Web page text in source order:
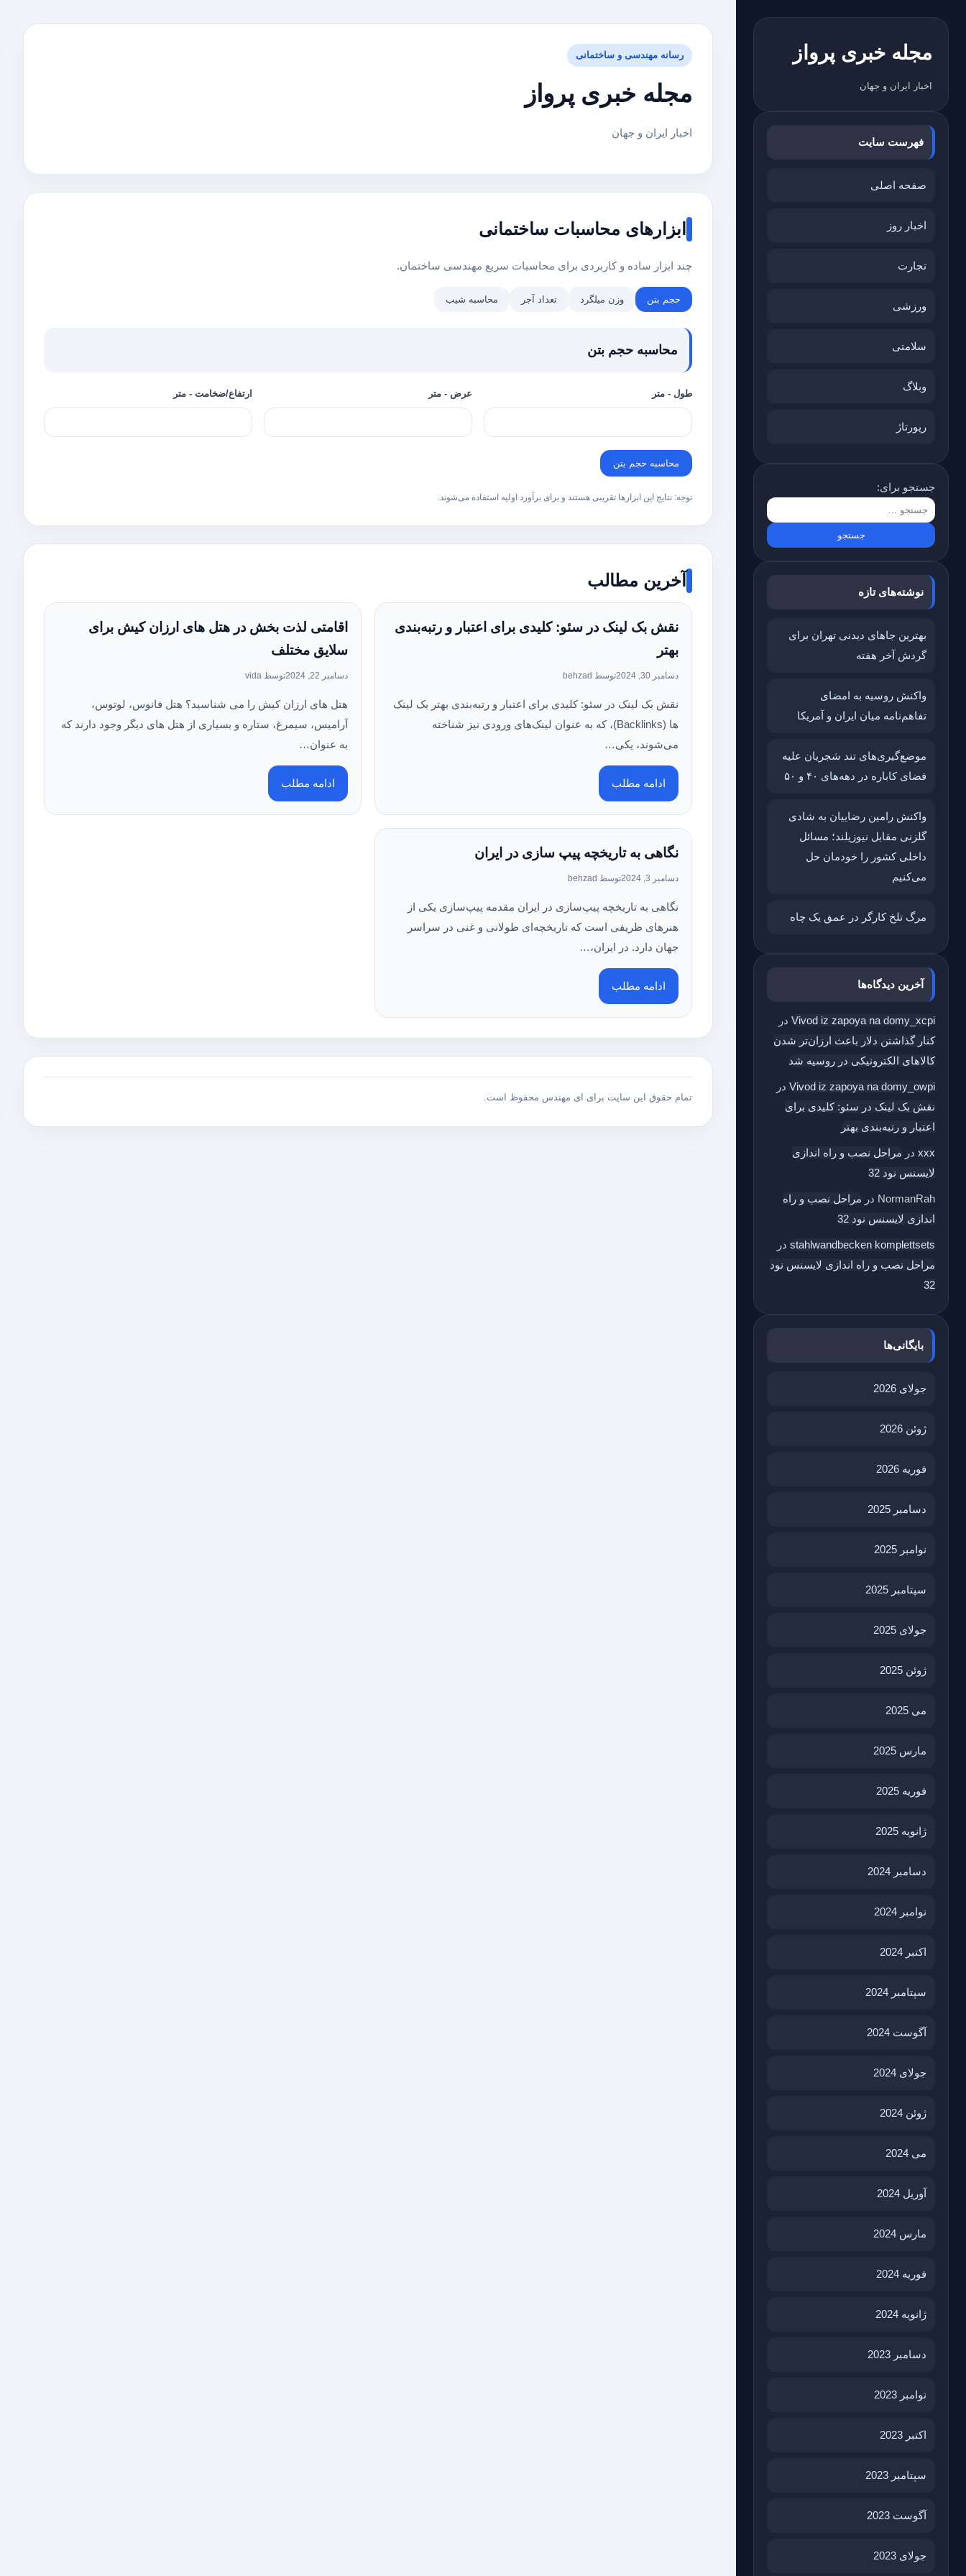
مجله خبری پرواز
اخبار ایران و جهان
فهرست سایت
صفحه اصلی
اخبار روز
تجارت
ورزشی
سلامتی
وبلاگ
رپورتاژ
جستجو برای:
نوشته‌های تازه
بهترین جاهای دیدنی تهران برای
گردش آخر هفته
واکنش روسیه به امضای
تفاهم‌نامه میان ایران و آمریکا
موضع‌گیری‌های تند شجریان علیه
فضای کاباره در دهه‌های ۴۰ و ۵۰
واکنش رامین رضاییان به شادی
گلزنی مقابل نیوزیلند؛ مسائل
داخلی کشور را خودمان حل
می‌کنیم
مرگ تلخ کارگر در عمق یک چاه
آخرین دیدگاه‌ها
Vivod iz zapoya na domy_xcpi در
کنار گذاشتن دلار باعث ارزان‌تر شدن
کالاهای الکترونیکی در روسیه شد
Vivod iz zapoya na domy_owpi در
نقش بک‌ لینک در سئو: کلیدی برای
اعتبار و رتبه‌بندی بهتر
xxx در مراحل نصب و راه اندازی
لایسنس نود 32
NormanRah در مراحل نصب و راه
اندازی لایسنس نود 32
stahlwandbecken komplettsets در
مراحل نصب و راه اندازی لایسنس نود
32
بایگانی‌ها
جولای 2026
ژوئن 2026
فوریه 2026
دسامبر 2025
نوامبر 2025
سپتامبر 2025
جولای 2025
ژوئن 2025
می 2025
مارس 2025
فوریه 2025
ژانویه 2025
دسامبر 2024
نوامبر 2024
اکتبر 2024
سپتامبر 2024
آگوست 2024
جولای 2024
ژوئن 2024
می 2024
آوریل 2024
مارس 2024
فوریه 2024
ژانویه 2024
دسامبر 2023
نوامبر 2023
اکتبر 2023
سپتامبر 2023
آگوست 2023
جولای 2023
رسانه مهندسی و ساختمانی
مجله خبری پرواز
اخبار ایران و جهان
ابزارهای محاسبات ساختمانی
چند ابزار ساده و کاربردی برای محاسبات سریع مهندسی ساختمان.
حجم بتن وزن میلگرد تعداد آجر محاسبه شیب
محاسبه حجم بتن
طول - متر عرض - متر ارتفاع/ضخامت - متر
محاسبه حجم بتن
توجه: نتایج این ابزارها تقریبی هستند و برای برآورد اولیه استفاده می‌شوند.
آخرین مطالب
نقش بک‌ لینک در سئو: کلیدی برای اعتبار و رتبه‌بندی
بهتر
دسامبر 30, 2024 توسط behzad
نقش بک‌ لینک در سئو: کلیدی برای اعتبار و رتبه‌بندی بهتر بک‌ لینک‌
ها (Backlinks)، که به عنوان لینک‌های ورودی نیز شناخته
می‌شوند، یکی…
ادامه مطلب
اقامتی لذت بخش در هتل های ارزان کیش برای
سلایق مختلف
دسامبر 22, 2024 توسط vida
هتل های ارزان کیش را می شناسید؟ هتل فانوس، لوتوس،
آرامیس، سیمرغ، ستاره و بسیاری از هتل های دیگر وجود دارند که
به عنوان…
ادامه مطلب
نگاهی به تاریخچه پیپ‌ سازی در ایران
دسامبر 3, 2024 توسط behzad
نگاهی به تاریخچه پیپ‌سازی در ایران مقدمه پیپ‌سازی یکی از
هنرهای ظریفی است که تاریخچه‌ای طولانی و غنی در سراسر
جهان دارد. در ایران،…
ادامه مطلب
تمام حقوق این سایت برای ای مهندس محفوظ است.